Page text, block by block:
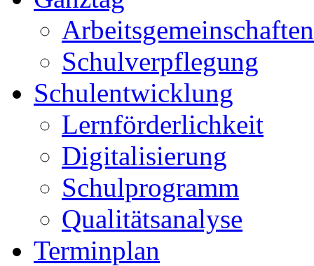
Arbeitsgemeinschaften
Schulverpflegung
Schulentwicklung
Lernförderlichkeit
Digitalisierung
Schulprogramm
Qualitätsanalyse
Terminplan